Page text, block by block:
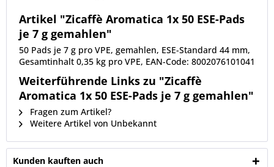
Artikel "Zicaffè Aromatica 1x 50 ESE-Pads
je 7 g gemahlen"
50 Pads je 7 g pro VPE, gemahlen, ESE-Standard 44 mm,
Gesamtinhalt 0,35 kg pro VPE, EAN-Code: 8002076101041
Weiterführende Links zu "Zicaffè
Aromatica 1x 50 ESE-Pads je 7 g gemahlen"
Fragen zum Artikel?
Weitere Artikel von Unbekannt
Kunden kauften auch